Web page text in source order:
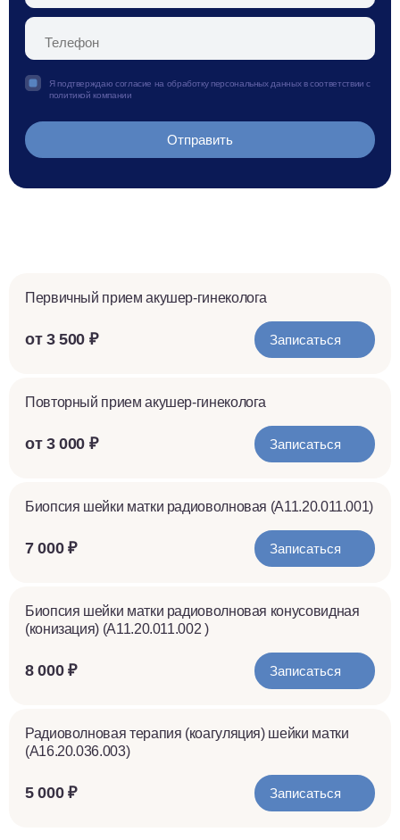
Я подтверждаю согласие на обработку персональных данных в соответствии с
политикой компании
Первичный прием акушер-гинеколога
от 3 500 ₽ Записаться
Повторный прием акушер-гинеколога
от 3 000 ₽ Записаться
Биопсия шейки матки радиоволновая (A11.20.011.001)
7 000 ₽ Записаться
Биопсия шейки матки радиоволновая конусовидная
(конизация) (A11.20.011.002 )
8 000 ₽ Записаться
Радиоволновая терапия (коагуляция) шейки матки
(A16.20.036.003)
5 000 ₽ Записаться